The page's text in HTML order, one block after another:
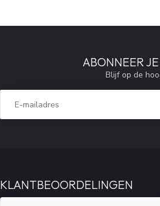
ABONNEER
Blijf op de
KLANTBEOORDELINGEN